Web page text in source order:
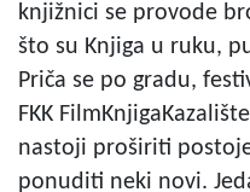
knjižnici se provode
što su Knjiga u ruku,
Priča se po gradu,
FKK
nastoji proširiti
ponuditi neki novi.